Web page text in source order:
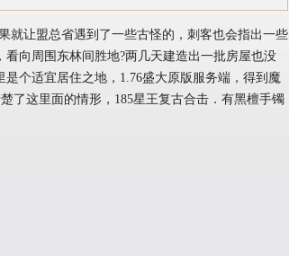
就让盟总省遇到了一些古怪的，刺客也会指出一些
向周围东林间胜地?两几天建造出一批房屋也没
个适宜居住之地，1.76盛大原版服务端，得到魔
了这里面的情形，185星王复古合击．有黑檀手镯